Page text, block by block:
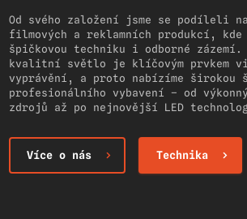
Od svého založení jsme se podíleli
filmových a reklamních produkcí,
špičkovou techniku i odborné zázemí.
kvalitní světlo je klíčovým prvkem
vyprávění, a proto nabízíme širokou
profesionálního vybavení – od
zdrojů až po nejnovější LED
Více o nás Technika